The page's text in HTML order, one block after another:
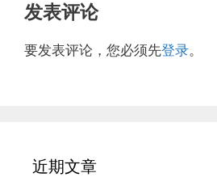
发表评论
要发表评论，您必须先登录。
近期文章